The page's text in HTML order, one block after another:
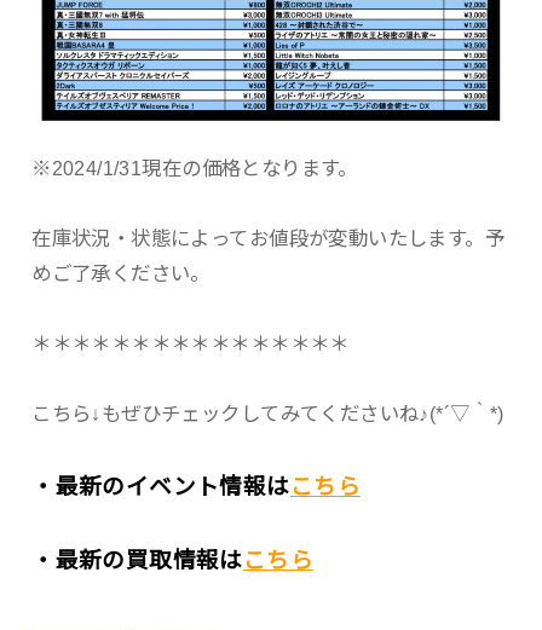
※2024/1/31現在の価格となります。
在庫状況・状態によってお値段が変動いたします。予
めご了承ください。
＊＊＊＊＊＊＊＊＊＊＊＊＊＊＊＊
こちら↓もぜひチェックしてみてくださいね♪(*´▽｀*)
・最新のイベント情報はこちら
・最新の買取情報はこちら